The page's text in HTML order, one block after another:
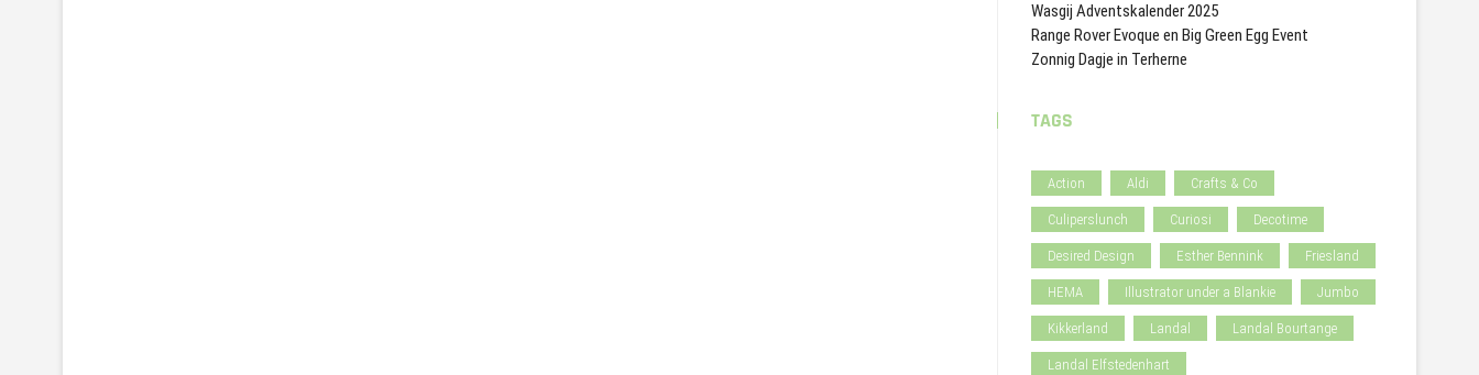
Wasgij Adventskalender 2025
Range Rover Evoque en Big Green Egg Event
Zonnig Dagje in Terherne
TAGS
Action Aldi Crafts & Co
Culiperslunch Curiosi Decotime
Desired Design Esther Bennink Friesland
HEMA Illustrator under a Blankie Jumbo
Kikkerland Landal Landal Bourtange
Landal Elfstedenhart